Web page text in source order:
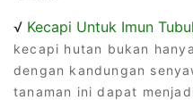
√ Kecapi Untuk Imun
kecapi hutan bukan
dengan kandungan
tanaman ini dapat